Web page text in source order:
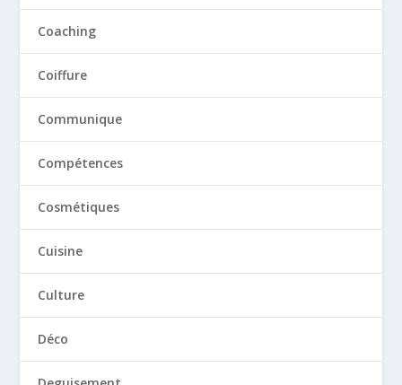
Coaching
Coiffure
Communique
Compétences
Cosmétiques
Cuisine
Culture
Déco